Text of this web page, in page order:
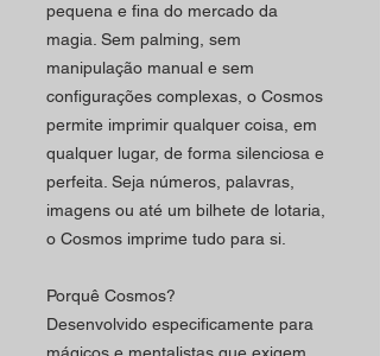
pequena e fina do mercado da
magia. Sem palming, sem
manipulação manual e sem
configurações complexas, o Cosmos
permite imprimir qualquer coisa, em
qualquer lugar, de forma silenciosa e
perfeita. Seja números, palavras,
imagens ou até um bilhete de lotaria,
o Cosmos imprime tudo para si.
Porquê Cosmos?
Desenvolvido especificamente para